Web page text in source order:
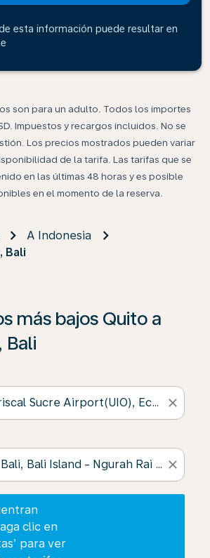
esta información puede resultar en
son para un adulto. Todos los importes
Impuestos y recargos incluidos. No se
Los precios mostrados pueden variar
de la tarifa. Las tarifas que se
en las últimas 48 horas y es posible
en el momento de la reserva.
A Indonesia
Bali
más bajos Quito a
Bali
close
close
clic en
para ver
resultados, haga clic en ‘Buscar